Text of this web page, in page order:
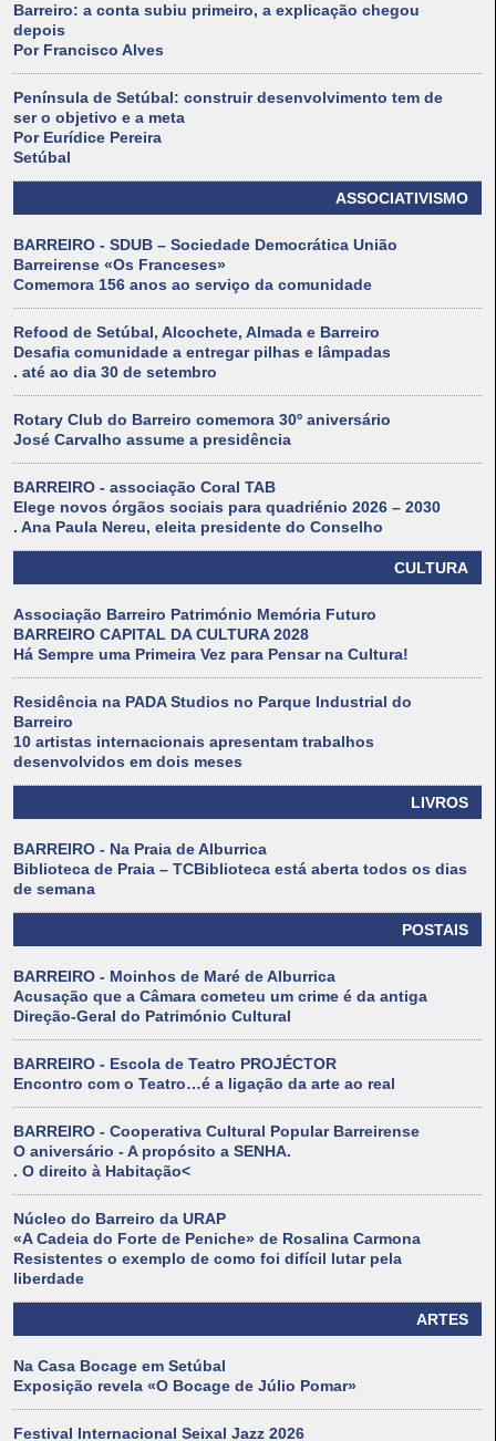
Barreiro: a conta subiu primeiro, a explicação chegou
depois
Por Francisco Alves
Península de Setúbal: construir desenvolvimento tem de
ser o objetivo e a meta
Por Eurídice Pereira
Setúbal
ASSOCIATIVISMO
BARREIRO - SDUB – Sociedade Democrática União
Barreirense «Os Franceses»
Comemora 156 anos ao serviço da comunidade
Refood de Setúbal, Alcochete, Almada e Barreiro
Desafia comunidade a entregar pilhas e lâmpadas
. até ao dia 30 de setembro
Rotary Club do Barreiro comemora 30º aniversário
José Carvalho assume a presidência
BARREIRO - associação Coral TAB
Elege novos órgãos sociais para quadriénio 2026 – 2030
. Ana Paula Nereu, eleita presidente do Conselho
CULTURA
Associação Barreiro Património Memória Futuro
BARREIRO CAPITAL DA CULTURA 2028
Há Sempre uma Primeira Vez para Pensar na Cultura!
Residência na PADA Studios no Parque Industrial do
Barreiro
10 artistas internacionais apresentam trabalhos
desenvolvidos em dois meses
LIVROS
BARREIRO - Na Praia de Alburrica
Biblioteca de Praia – TCBiblioteca está aberta todos os dias
de semana
POSTAIS
BARREIRO - Moinhos de Maré de Alburrica
Acusação que a Câmara cometeu um crime é da antiga
Direção-Geral do Património Cultural
BARREIRO - Escola de Teatro PROJÉCTOR
Encontro com o Teatro…é a ligação da arte ao real
BARREIRO - Cooperativa Cultural Popular Barreirense
O aniversário - A propósito a SENHA.
. O direito à Habitação<
Núcleo do Barreiro da URAP
«A Cadeia do Forte de Peniche» de Rosalina Carmona
Resistentes o exemplo de como foi difícil lutar pela
liberdade
ARTES
Na Casa Bocage em Setúbal
Exposição revela «O Bocage de Júlio Pomar»
Festival Internacional Seixal Jazz 2026